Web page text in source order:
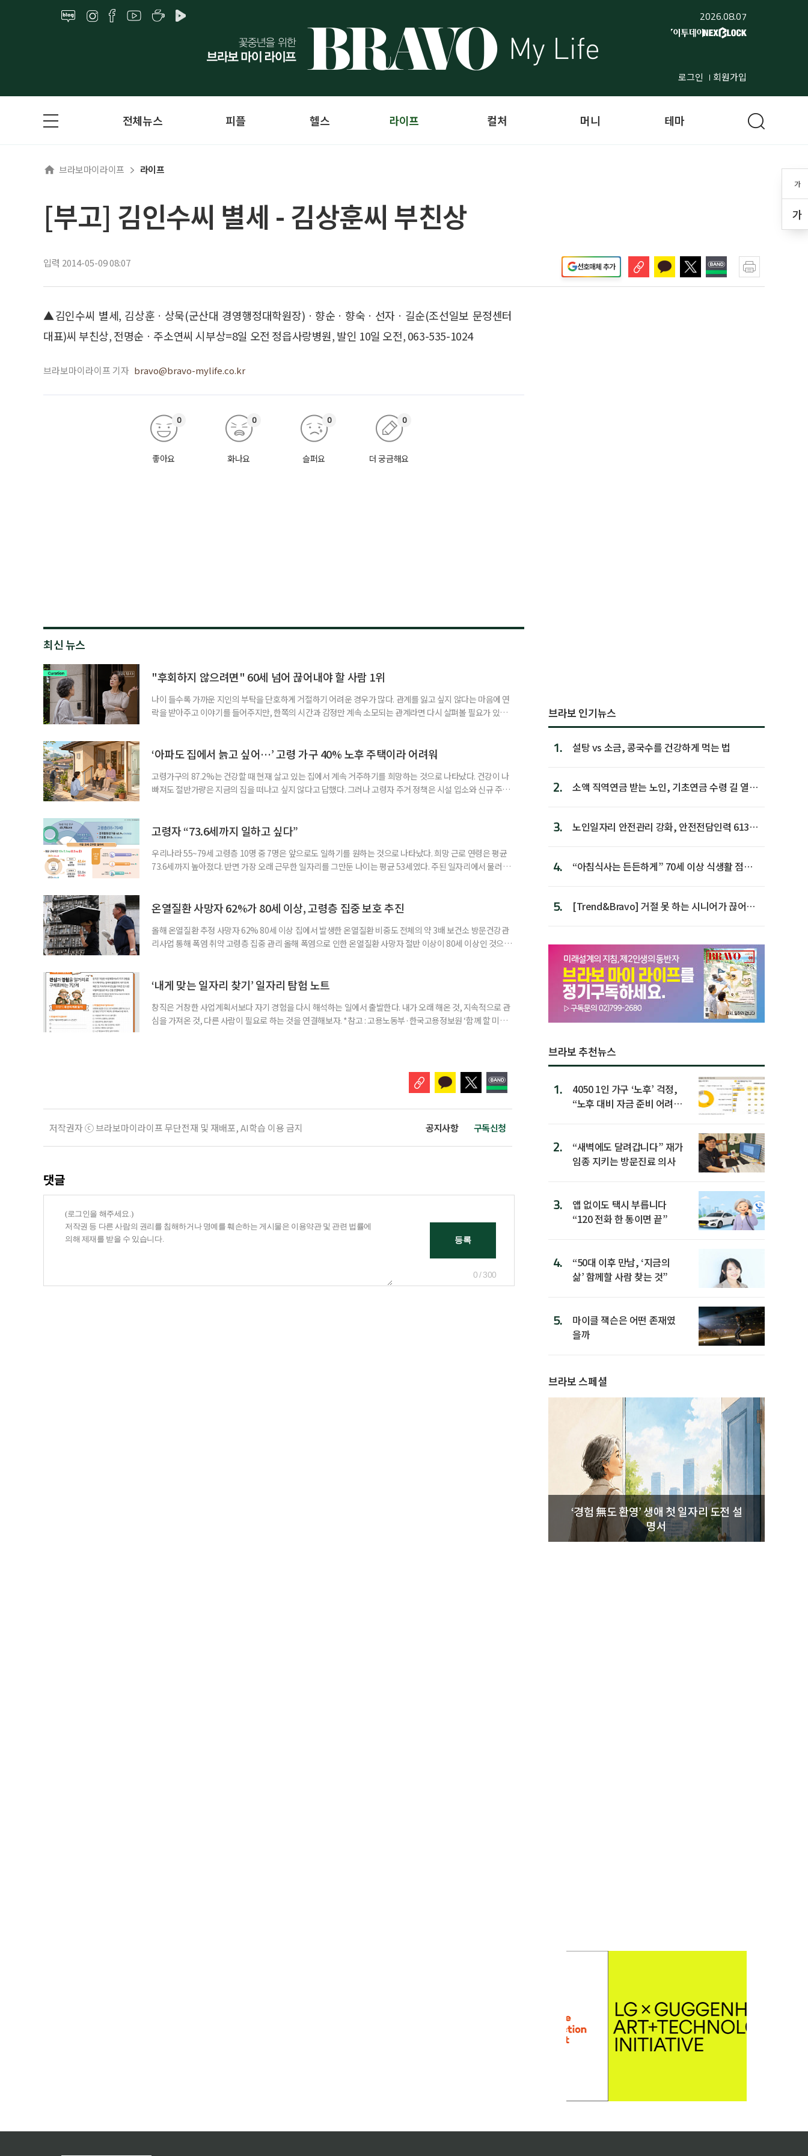
2026.08.07
로그인 회원가입
가
가
전체뉴스 피플 헬스 라이프 컬처 머니 테마
브라보마이라이프 라이프
[부고] 김인수씨 별세 - 김상훈씨 부친상
입력 2014-05-09 08:07 선호매체 추가
▲김인수씨 별세, 김상훈ㆍ상묵(군산대 경영행정대학원장)ㆍ향순ㆍ향숙ㆍ선자ㆍ길순(조선일보 문정센터
대표)씨 부친상, 전명순ㆍ주소연씨 시부상=8일 오전 정읍사랑병원, 발인 10일 오전, 063-535-1024
브라보마이라이프 기자 bravo@bravo-mylife.co.kr
좋아요
0
화나요
0
슬퍼요
0
더 궁금해요
0
최신 뉴스
"후회하지 않으려면" 60세 넘어 끊어내야 할 사람 1위
나이 들수록 가까운 지인의 부탁을 단호하게 거절하기 어려운 경우가 많다. 관계를 잃고 싶지 않다는 마음에 연
락을 받아주고 이야기를 들어주지만, 한쪽의 시간과 감정만 계속 소모되는 관계라면 다시 살펴볼 필요가 있다.
게 여기며, 거절하는 순간 태도를 바꾸는 행동도 건강한 관계와는 거리가 멀다. 믿고 털어놓은 개인사나 약점을
‘아파도 집에서 늙고 싶어…’ 고령 가구 40% 노후 주택이라 어려워
고령가구의 87.2%는 건강할 때 현재 살고 있는 집에서 계속 거주하기를 희망하는 것으로 나타났다. 건강이 나
빠져도 절반가량은 지금의 집을 떠나고 싶지 않다고 답했다. 그러나 고령자 주거 정책은 시설 입소와 신규 주택
여름호에 실린 ‘통합돌봄 시행에 따른 고령자 주거-돌봄 협업 체계 구축 방안’ 보고서는 고
고령자 “73.6세까지 일하고 싶다”
우리나라 55~79세 고령층 10명 중 7명은 앞으로도 일하기를 원하는 것으로 나타났다. 희망 근로 연령은 평균
73.6세까지 높아졌다. 반면 가장 오래 근무한 일자리를 그만둔 나이는 평균 53세였다. 주된 일자리에서 물러난
7000명으로, 1년 전보다 57만 명 증가했다. 15세 이상 인구에서 차지하는 비중은
온열질환 사망자 62%가 80세 이상, 고령층 집중 보호 추진
올해 온열질환 추정 사망자 62% 80세 이상 집에서 발생한 온열질환 비중도 전체의 약 3배 보건소 방문건강관
리사업 통해 폭염 취약 고령층 집중 관리 올해 폭염으로 인한 온열질환 사망자 절반 이상이 80세 이상인 것으로
고령층은 825명(33.8%), 80세 이상은 300명(12.3%)으로 집계됐다. 연령별 환자 수
‘내게 맞는 일자리 찾기’ 일자리 탐험 노트
창직은 거창한 사업계획서보다 자기 경험을 다시 해석하는 일에서 출발한다. 내가 오래 해온 것, 지속적으로 관
심을 가져온 것, 다른 사람이 필요로 하는 것을 연결해보자. *참고 : 고용노동부·한국고용정보원 ‘함께 할 미래
저작권자 ⓒ 브라보마이라이프 무단전재 및 재배포, AI학습 이용 금지 공지사항 구독신청
댓글
0 / 300
브라보 인기뉴스
1. 설탕 vs 소금, 콩국수를 건강하게 먹는 법
2.
소액 직역연금 받는 노인, 기초연금 수령 길 열린
3.
노인일자리 안전관리 강화, 안전전담인력 613명
4.
“아침식사는 든든하게” 70세 이상 식생활 점수
5.
[Trend&Bravo] 거절 못 하는 시니어가 끊어야
브라보 추천뉴스
1.
4050 1인 가구 ‘노후’ 걱정,
“노후 대비 자금 준비 어려
2.
“새벽에도 달려갑니다” 재가
임종 지키는 방문진료 의사
3.
앱 없이도 택시 부릅니다
“120 전화 한 통이면 끝”
4.
“50대 이후 만남, ‘지금의
삶’ 함께할 사람 찾는 것”
5.
마이클 잭슨은 어떤 존재였
을까
브라보 스페셜
‘경험 無도 환영’ 생애 첫 일자리 도전 설
명서